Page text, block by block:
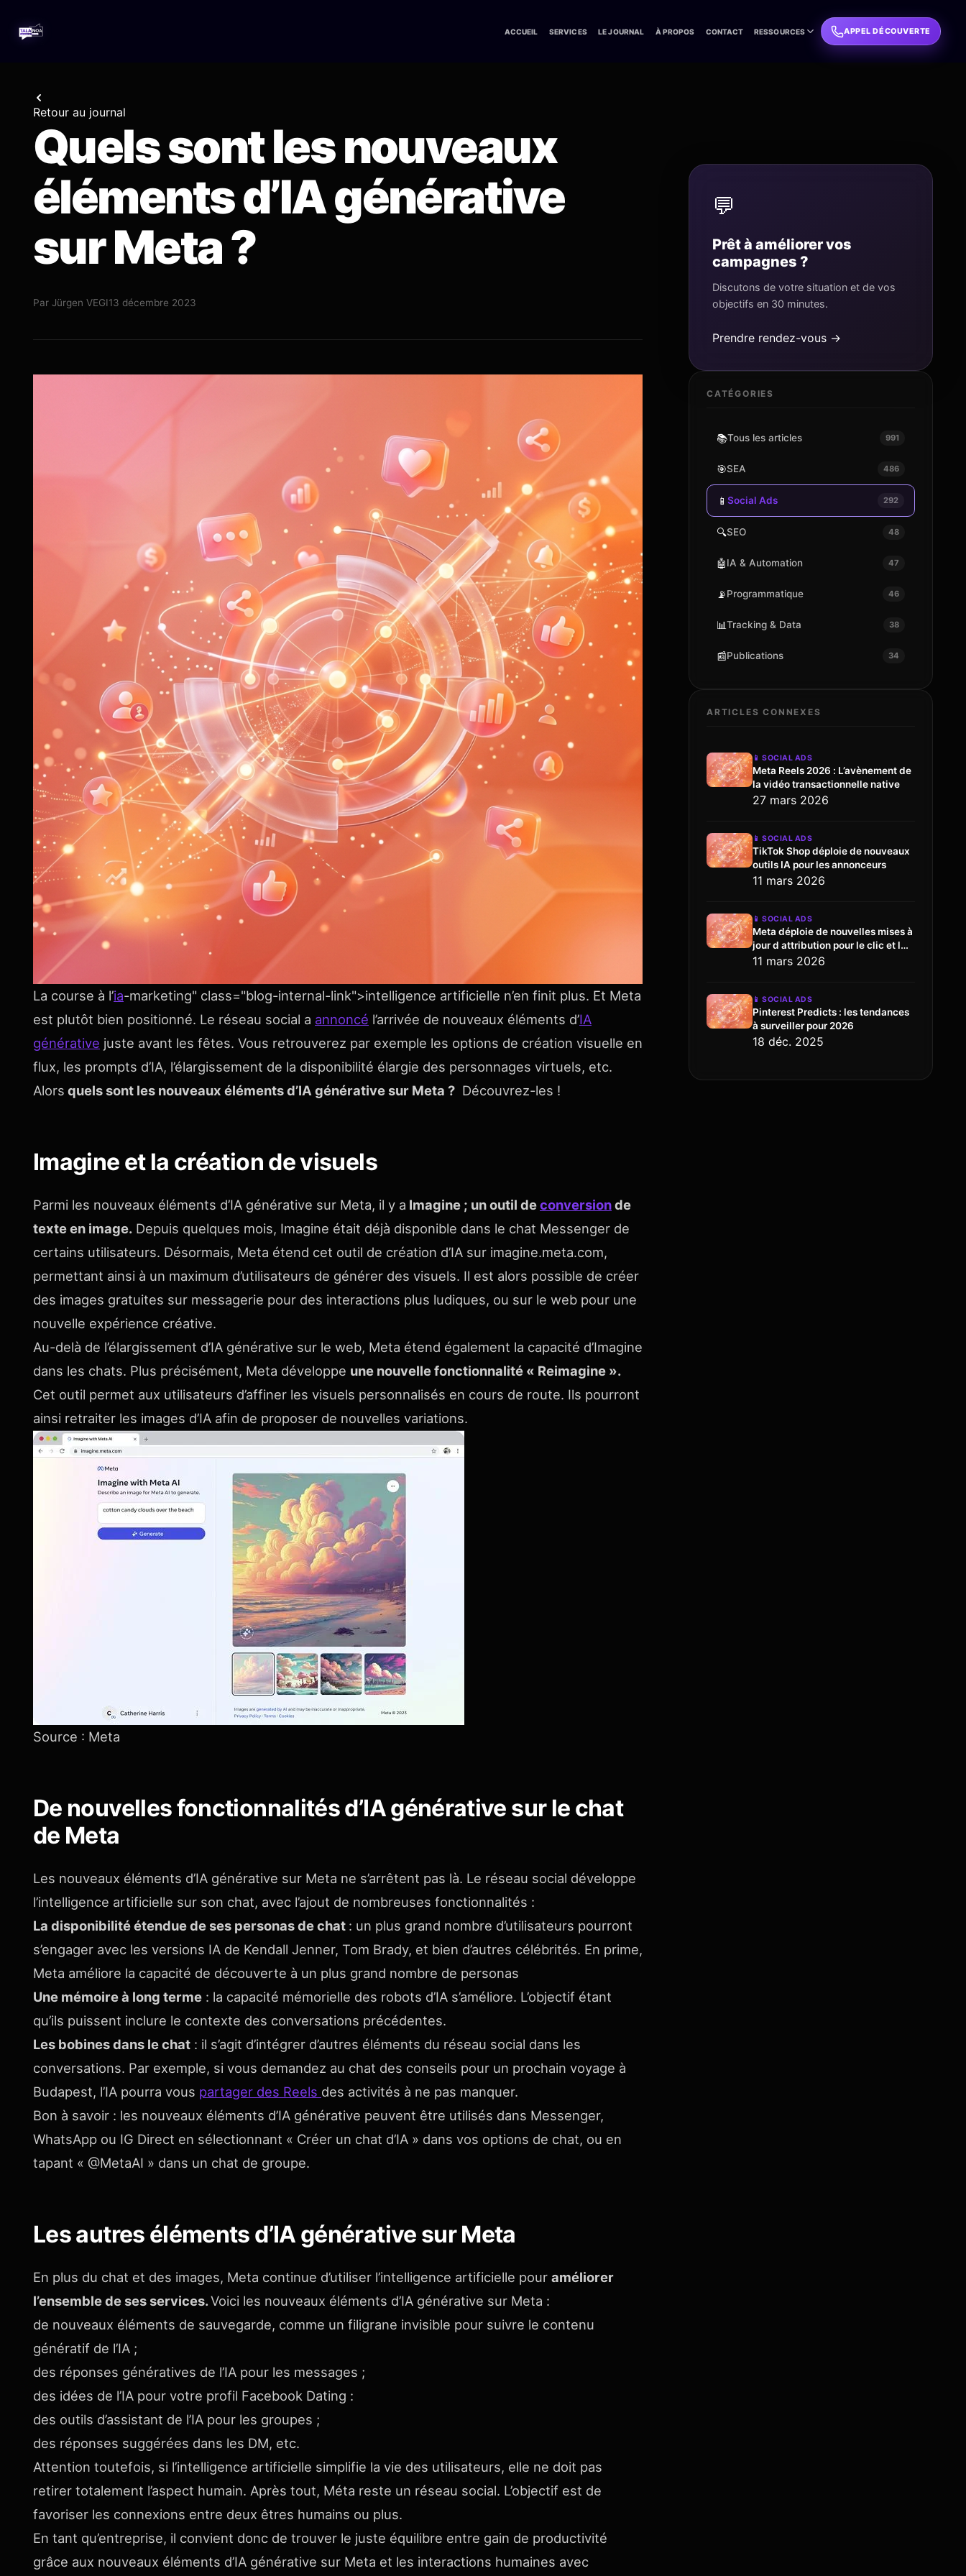
ACCUEIL SERVICES LE JOURNAL À PROPOS CONTACT RESSOURCES APPEL DÉCOUVERTE
Retour au journal
Quels sont les nouveaux
éléments d’IA générative
sur Meta ?
Par Jürgen VEGI13 décembre 2023
La course à l’ia-marketing" class="blog-internal-link">intelligence artificielle n’en finit plus. Et Meta
est plutôt bien positionné. Le réseau social a annoncé l’arrivée de nouveaux éléments d’IA
générative juste avant les fêtes. Vous retrouverez par exemple les options de création visuelle en
flux, les prompts d’IA, l’élargissement de la disponibilité élargie des personnages virtuels, etc.
Alors quels sont les nouveaux éléments d’IA générative sur Meta ? Découvrez-les !
Imagine et la création de visuels
Parmi les nouveaux éléments d’IA générative sur Meta, il y a Imagine ; un outil deconversionde
texte en image. Depuis quelques mois, Imagine était déjà disponible dans le chat Messenger de
certains utilisateurs. Désormais, Meta étend cet outil de création d’IA sur imagine.meta.com,
permettant ainsi à un maximum d’utilisateurs de générer des visuels. Il est alors possible de créer
des images gratuites sur messagerie pour des interactions plus ludiques, ou sur le web pour une
nouvelle expérience créative.
Au-delà de l’élargissement d’IA générative sur le web, Meta étend également la capacité d’Imagine
dans les chats. Plus précisément, Meta développe une nouvelle fonctionnalité « Reimagine ».
Cet outil permet aux utilisateurs d’affiner les visuels personnalisés en cours de route. Ils pourront
ainsi retraiter les images d’IA afin de proposer de nouvelles variations.
Source : Meta
De nouvelles fonctionnalités d’IA générative sur le chat
de Meta
Les nouveaux éléments d’IA générative sur Meta ne s’arrêtent pas là. Le réseau social développe
l’intelligence artificielle sur son chat, avec l’ajout de nombreuses fonctionnalités :
La disponibilité étendue de ses personas de chat : un plus grand nombre d’utilisateurs pourront
s’engager avec les versions IA de Kendall Jenner, Tom Brady, et bien d’autres célébrités. En prime,
Meta améliore la capacité de découverte à un plus grand nombre de personas
Une mémoire à long terme : la capacité mémorielle des robots d’IA s’améliore. L’objectif étant
qu’ils puissent inclure le contexte des conversations précédentes.
Les bobines dans le chat : il s’agit d’intégrer d’autres éléments du réseau social dans les
conversations. Par exemple, si vous demandez au chat des conseils pour un prochain voyage à
Budapest, l’IA pourra vous partager des Reels des activités à ne pas manquer.
Bon à savoir : les nouveaux éléments d’IA générative peuvent être utilisés dans Messenger,
WhatsApp ou IG Direct en sélectionnant « Créer un chat d’IA » dans vos options de chat, ou en
tapant « @MetaAI » dans un chat de groupe.
Les autres éléments d’IA générative sur Meta
En plus du chat et des images, Meta continue d’utiliser l’intelligence artificielle pour améliorer
l’ensemble de ses services.Voici les nouveaux éléments d’IA générative sur Meta :
de nouveaux éléments de sauvegarde, comme un filigrane invisible pour suivre le contenu
génératif de l’IA ;
des réponses génératives de l’IA pour les messages ;
des idées de l’IA pour votre profil Facebook Dating :
des outils d’assistant de l’IA pour les groupes ;
des réponses suggérées dans les DM, etc.
Attention toutefois, si l’intelligence artificielle simplifie la vie des utilisateurs, elle ne doit pas
retirer totalement l’aspect humain. Après tout, Méta reste un réseau social. L’objectif est de
favoriser les connexions entre deux êtres humains ou plus.
En tant qu’entreprise, il convient donc de trouver le juste équilibre entre gain de productivité
grâce aux nouveaux éléments d’IA générative sur Meta et les interactions humaines avec
💬
Prêt à améliorer vos
campagnes ?
Discutons de votre situation et de vos
objectifs en 30 minutes.
Prendre rendez-vous →
CATÉGORIES
📚Tous les articles 991
🎯SEA 486
📱 Social Ads 292
🔍SEO 48
🤖IA & Automation 47
📡Programmatique 46
📊Tracking & Data 38
📰Publications 34
ARTICLES CONNEXES
📱 SOCIAL ADS
Meta Reels 2026 : L’avènement de
la vidéo transactionnelle native
27 mars 2026
📱 SOCIAL ADS
TikTok Shop déploie de nouveaux
outils IA pour les annonceurs
11 mars 2026
📱 SOCIAL ADS
Meta déploie de nouvelles mises à
jour d attribution pour le clic et l
engagement
11 mars 2026
📱 SOCIAL ADS
Pinterest Predicts : les tendances
à surveiller pour 2026
18 déc. 2025